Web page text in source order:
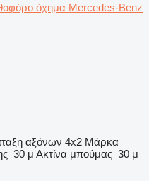
όχημα Mercedes-Benz
αξόνων 4x2 Μάρκα
30 μ Ακτίνα μπούμας 30 μ